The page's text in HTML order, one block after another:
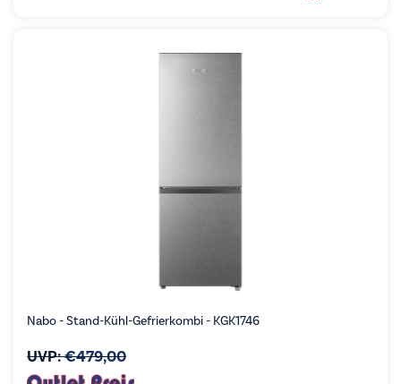
Nabo - Stand-Kühl-Gefrierkombi - KGK1746
UVP:€479,00